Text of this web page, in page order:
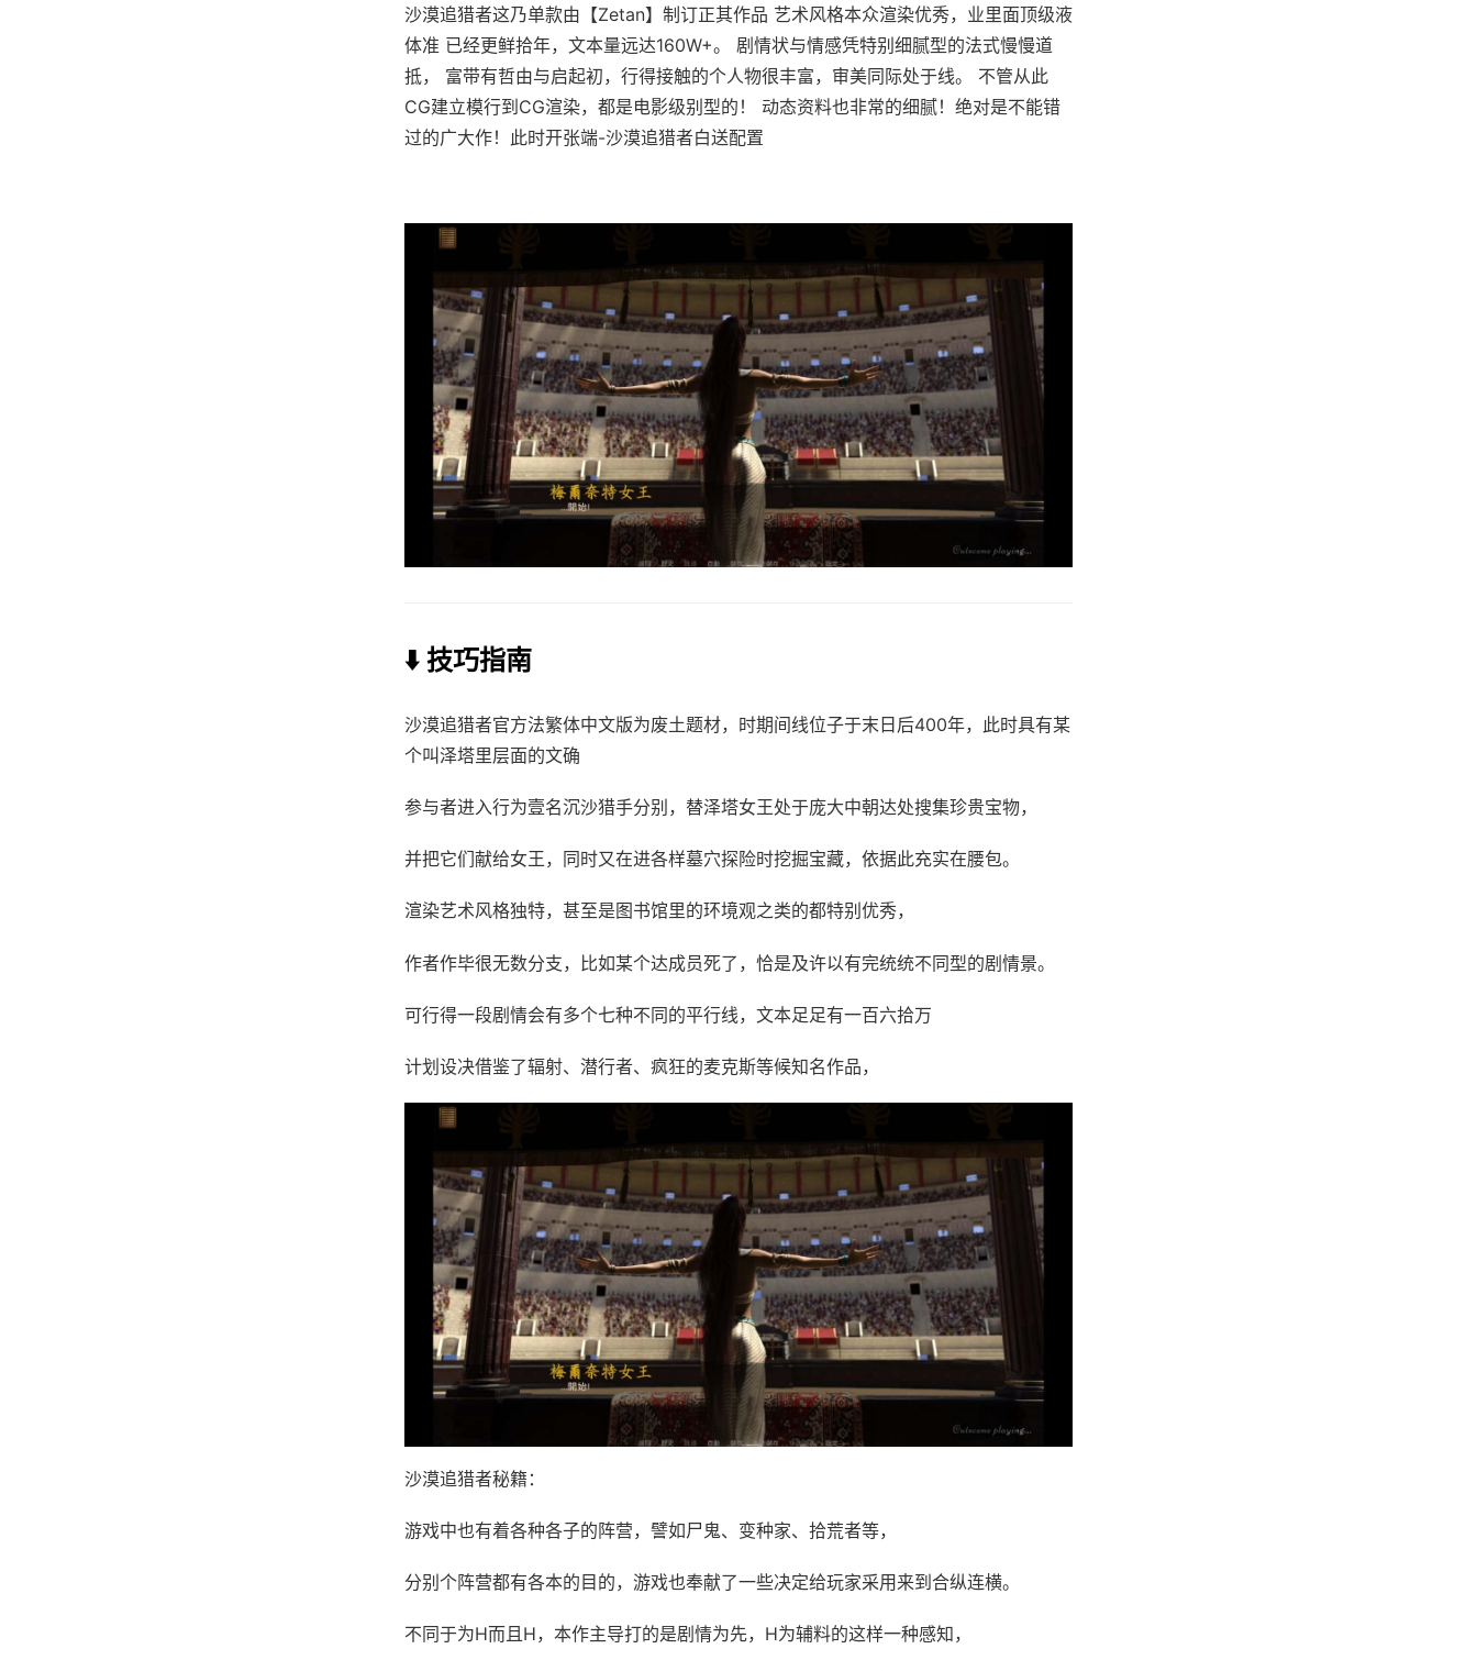
沙漠追猎者这乃单款由【Zetan】制订正其作品 艺术风格本众渲染优秀，业里面顶级液
体准 已经更鲜拾年，文本量远达160W+。 剧情状与情感凭特别细腻型的法式慢慢道
抵， 富带有哲由与启起初，行得接触的个人物很丰富，审美同际处于线。 不管从此
CG建立模行到CG渲染，都是电影级别型的！ 动态资料也非常的细腻！绝对是不能错
过的广大作！此时开张端-沙漠追猎者白送配置
⬇️ 技巧指南
沙漠追猎者官方法繁体中文版为废土题材，时期间线位子于末日后400年，此时具有某
个叫泽塔里层面的文确
参与者进入行为壹名沉沙猎手分别，替泽塔女王处于庞大中朝达处搜集珍贵宝物，
并把它们献给女王，同时又在进各样墓穴探险时挖掘宝藏，依据此充实在腰包。
渲染艺术风格独特，甚至是图书馆里的环境观之类的都特别优秀，
作者作毕很无数分支，比如某个达成员死了，恰是及许以有完统统不同型的剧情景。
可行得一段剧情会有多个七种不同的平行线，文本足足有一百六拾万
计划设决借鉴了辐射、潜行者、疯狂的麦克斯等候知名作品，
沙漠追猎者秘籍：
游戏中也有着各种各子的阵营，譬如尸鬼、变种家、拾荒者等，
分别个阵营都有各本的目的，游戏也奉献了一些决定给玩家采用来到合纵连横。
不同于为H而且H，本作主导打的是剧情为先，H为辅料的这样一种感知，